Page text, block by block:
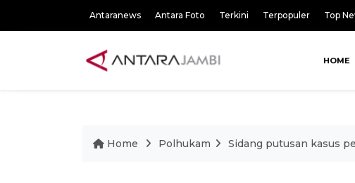
Antaranews Antara Foto Terkini Terpopuler Top
HOME
Home Polhukam Sidang putusan kasus